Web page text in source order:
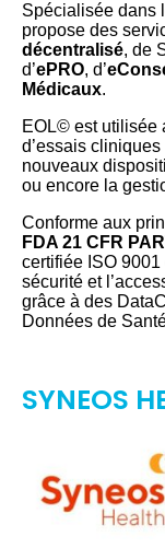
Spécialisée dans
propose des
décentralisé, de
d’ePRO, d’
Médicaux.
EOL© est utilisée
d’essais
nouveaux
ou encore la
Conforme aux
FDA 21 CFR
certifiée ISO
sécurité et
grâce à des
Données de
SYNEOS